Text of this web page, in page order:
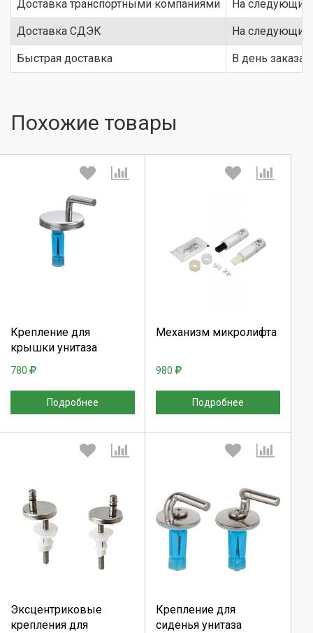
Доставка транспортными компаниями На следующий
Доставка СДЭК На следующий
Быстрая доставка В день заказа
Похожие товары
Крепление для
крышки унитаза
780
Подробнее
Выберите количество:
Отмена
Механизм микролифта
980
Подробнее
Выберите количество:
Эксцентриковые
крепления для
Выберите количество:
Продолжить
Крепление для
сиденья унитаза
Выберите количество:
Продолжить